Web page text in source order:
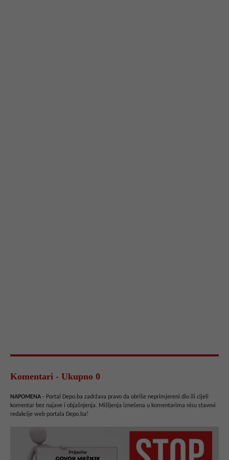
Komentari - Ukupno 0
NAPOMENA - Portal Depo.ba zadržava pravo da obriše neprimjereni dio ili cijeli
komentar bez najave i objašnjenja. Mišljenja iznešena u komentarima nisu stavovi
redakcije web portala Depo.ba!